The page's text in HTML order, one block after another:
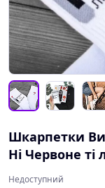
Шкарпетки
Ні Червоне ті
Недоступний